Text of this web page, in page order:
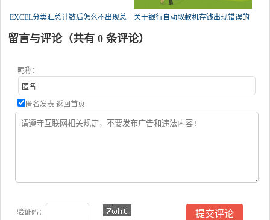
EXCEL分类汇总计数后怎么不出现总
数了？
关于银行自动取款机存钱出现错误的
问题，急！求帮忙？
留言与评论（共有 0 条评论）
昵称：
匿名发表 返回首页
验证码：